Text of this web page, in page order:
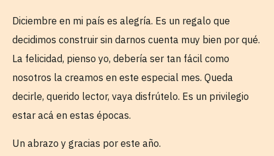
Diciembre en mi país es alegría. Es un regalo que
decidimos construir sin darnos cuenta muy bien por qué.
La felicidad, pienso yo, debería ser tan fácil como
nosotros la creamos en este especial mes. Queda
decirle, querido lector, vaya disfrútelo. Es un privilegio
estar acá en estas épocas.
Un abrazo y gracias por este año.